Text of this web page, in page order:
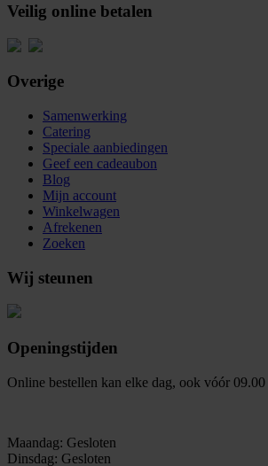
Veilig online betalen
Overige
Samenwerking
Catering
Speciale aanbiedingen
Geef een cadeaubon
Blog
Mijn account
Winkelwagen
Afrekenen
Zoeken
Wij steunen
Openingstijden
Online bestellen kan elke dag, ook vóór 09.00
Maandag: Gesloten
Dinsdag: Gesloten